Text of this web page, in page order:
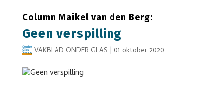
Column Maikel van den Berg:
Geen verspilling
VAKBLAD ONDER GLAS | 01 oktober 2020